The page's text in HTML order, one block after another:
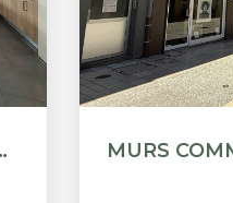
/ BUREAU - 261M²